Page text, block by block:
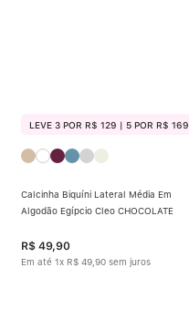
LEVE 3 POR R$ 129 | 5 POR R$ 169
Calcinha Biquíni Lateral Média Em
Algodão Egípcio Cleo CHOCOLATE
R$ 49,90
Em até 1x R$ 49 90 sem juros